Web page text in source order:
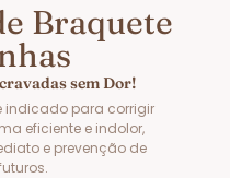
Braquete
sem Dor!
indicado para corrigir
eficiente e indolor,
e prevenção de